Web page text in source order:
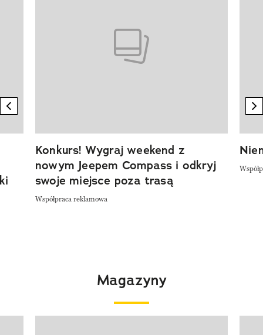
previous element
Konkurs! Wygraj weekend z
nowym Jeepem Compass i odkryj
swoje miejsce poza trasą
Współpraca reklamowa
Magazyny